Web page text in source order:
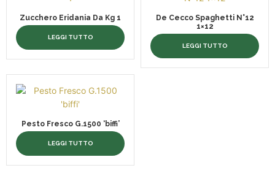
Zucchero Eridania Da Kg 1
LEGGI TUTTO
De Cecco Spaghetti N°12
1×12
LEGGI TUTTO
Pesto Fresco G.1500 ‘biffi’
LEGGI TUTTO